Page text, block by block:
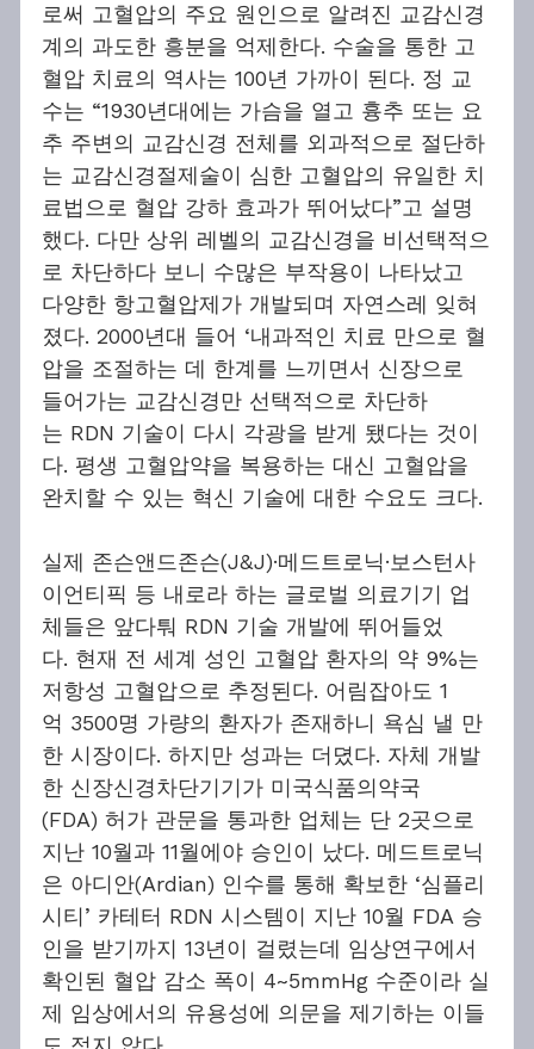
로써 고혈압의 주요 원인으로 알려진 교감신경
계의 과도한 흥분을 억제한다. 수술을 통한 고
혈압 치료의 역사는 100년 가까이 된다. 정 교
수는 “1930년대에는 가슴을 열고 흉추 또는 요
추 주변의 교감신경 전체를 외과적으로 절단하
는 교감신경절제술이 심한 고혈압의 유일한 치
료법으로 혈압 강하 효과가 뛰어났다”고 설명
했다. 다만 상위 레벨의 교감신경을 비선택적으
로 차단하다 보니 수많은 부작용이 나타났고
다양한 항고혈압제가 개발되며 자연스레 잊혀
졌다. 2000년대 들어 ‘내과적인 치료 만으로 혈
압을 조절하는 데 한계를 느끼면서 신장으로
들어가는 교감신경만 선택적으로 차단하
는 RDN 기술이 다시 각광을 받게 됐다는 것이
다. 평생 고혈압약을 복용하는 대신 고혈압을
완치할 수 있는 혁신 기술에 대한 수요도 크다.
실제 존슨앤드존슨(J&J)·메드트로닉·보스턴사
이언티픽 등 내로라 하는 글로벌 의료기기 업
체들은 앞다퉈 RDN 기술 개발에 뛰어들었
다. 현재 전 세계 성인 고혈압 환자의 약 9%는
저항성 고혈압으로 추정된다. 어림잡아도 1
억 3500명 가량의 환자가 존재하니 욕심 낼 만
한 시장이다. 하지만 성과는 더뎠다. 자체 개발
한 신장신경차단기기가 미국식품의약국
(FDA) 허가 관문을 통과한 업체는 단 2곳으로
지난 10월과 11월에야 승인이 났다. 메드트로닉
은 아디안(Ardian) 인수를 통해 확보한 ‘심플리
시티’ 카테터 RDN 시스템이 지난 10월 FDA 승
인을 받기까지 13년이 걸렸는데 임상연구에서
확인된 혈압 감소 폭이 4~5mmHg 수준이라 실
제 임상에서의 유용성에 의문을 제기하는 이들